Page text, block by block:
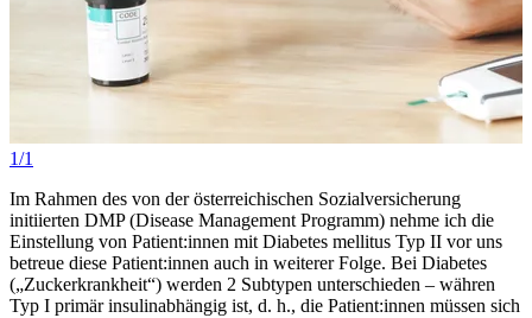
1/1
Im Rahmen des von der österreichischen Sozialversicherung
initiierten DMP (Disease Management Programm) nehme ich die
Einstellung von Patient:innen mit Diabetes mellitus Typ II vor uns
betreue diese Patient:innen auch in weiterer Folge. Bei Diabetes
(„Zuckerkrankheit“) werden 2 Subtypen unterschieden – währen
Typ I primär insulinabhängig ist, d. h., die Patient:innen müssen sich